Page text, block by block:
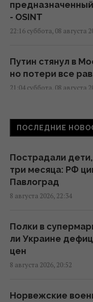
- OSINT
22:16 суббота, 08 августа
Путин стянул в
но потери все
21:04 суббота, 08 августа
Скрытая
Зеленский
20:50 суббота, 08 августа
Маск не
Starlink для
Пессимизм
предостерег от
войну
ПОСЛЕДНИЕ
Пострадали
три месяца: РФ
Павлоград
8 августа 2026, 22:34
Полки в
ли Украине
цен
8 августа 2026, 20:52
Норвежские